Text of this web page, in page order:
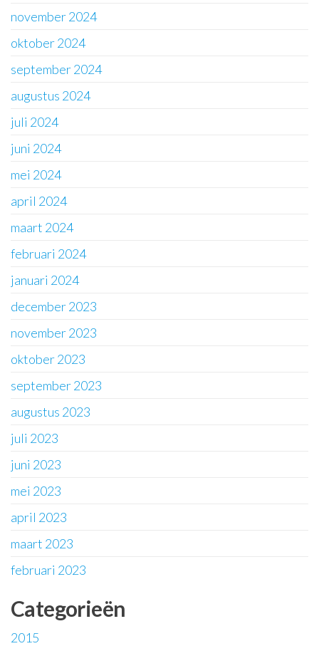
november 2024
oktober 2024
september 2024
augustus 2024
juli 2024
juni 2024
mei 2024
april 2024
maart 2024
februari 2024
januari 2024
december 2023
november 2023
oktober 2023
september 2023
augustus 2023
juli 2023
juni 2023
mei 2023
april 2023
maart 2023
februari 2023
Categorieën
2015